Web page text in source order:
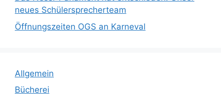
neues Schülersprecherteam
Öffnungszeiten OGS an Karneval
Allgemein
Bücherei